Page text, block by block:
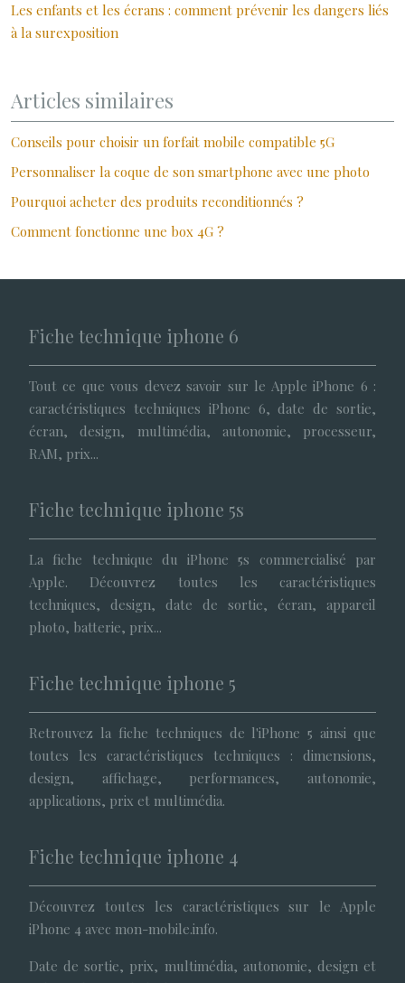
Les enfants et les écrans : comment prévenir les dangers liés
à la surexposition
Articles similaires
Conseils pour choisir un forfait mobile compatible 5G
Personnaliser la coque de son smartphone avec une photo
Pourquoi acheter des produits reconditionnés ?
Comment fonctionne une box 4G ?
Fiche technique iphone 6
Tout ce que vous devez savoir sur le Apple iPhone 6 :
caractéristiques techniques iPhone 6, date de sortie,
écran, design, multimédia, autonomie, processeur,
RAM, prix...
Fiche technique iphone 5s
La fiche technique du iPhone 5s commercialisé par
Apple. Découvrez toutes les caractéristiques
techniques, design, date de sortie, écran, appareil
photo, batterie, prix...
Fiche technique iphone 5
Retrouvez la fiche techniques de l'iPhone 5 ainsi que
toutes les caractéristiques techniques : dimensions,
design, affichage, performances, autonomie,
applications, prix et multimédia.
Fiche technique iphone 4
Découvrez toutes les caractéristiques sur le Apple
iPhone 4 avec mon-mobile.info.
Date de sortie, prix, multimédia, autonomie, design et